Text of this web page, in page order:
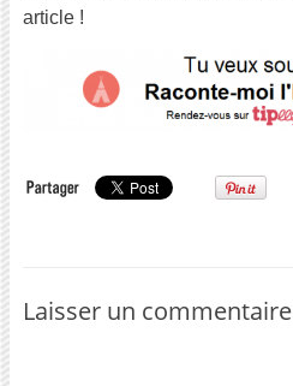
article !
Laisser un commentaire